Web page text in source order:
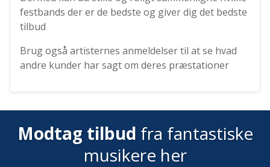
festbands der er de bedste og giver dig det bedste
tilbud
Brug også artisternes anmeldelser til at se hvad
andre kunder har sagt om deres præstationer
Modtag tilbud fra fantastiske
musikere her